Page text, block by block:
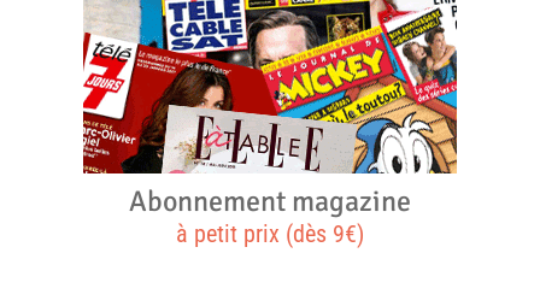
Abonnement magazine
à petit prix (dès 9€)